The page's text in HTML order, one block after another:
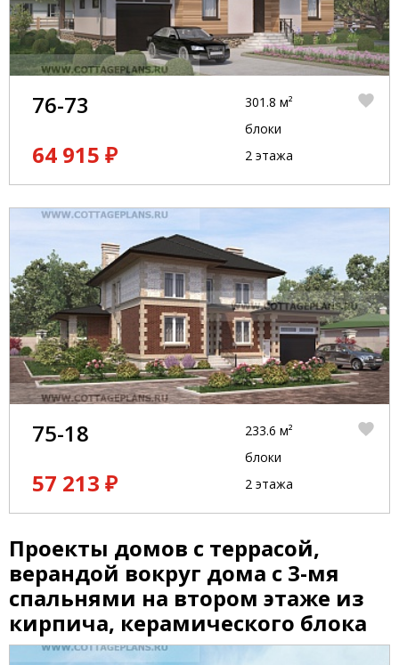
76-73
64 915 ₽
301.8 м²
блоки
2 этажа
75-18
57 213 ₽
233.6 м²
блоки
2 этажа
Проекты домов с террасой,
верандой вокруг дома с 3-мя
спальнями на втором этаже из
кирпича, керамического блока